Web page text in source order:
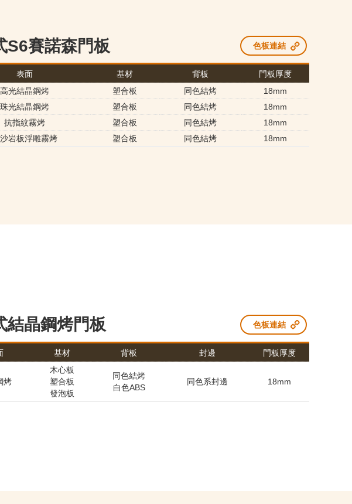
S6賽諾森門板 色板連結
表面 基材 背板
門板厚度
高光結晶鋼烤
塑合板 同色結烤
18mm
珠光結晶鋼烤
塑合板 同色結烤
18mm
抗指紋霧烤
塑合板 同色結烤
18mm
岩板浮雕霧烤
塑合板 同色結烤 18mm
結晶鋼烤門板 色板連結
基材 背板 封邊 門板厚度
烤
木心板
塑合板
發泡板
同色結烤
白色ABS
同色系封邊 18mm